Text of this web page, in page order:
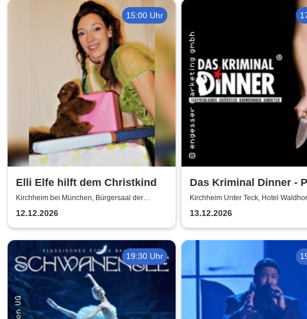
15:00 Uhr
Elli Elfe hilft dem Christkind
Kirchheim bei München, Bürgersaal der
12.12.2026
Das Kriminal Dinner -
morter - Der letzte
Kirchheim Unter Teck, Hotel
13.12.2026
19:30 Uhr